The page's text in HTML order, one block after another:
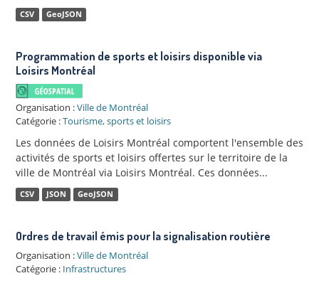
CSV GeoJSON
Programmation de sports et loisirs disponible via
Loisirs Montréal
Organisation :Ville de Montréal
Catégorie :Tourisme, sports et loisirs
Les données de Loisirs Montréal comportent l'ensemble des
activités de sports et loisirs offertes sur le territoire de la
ville de Montréal via Loisirs Montréal. Ces données...
CSV JSON GeoJSON
Ordres de travail émis pour la signalisation routière
Organisation :Ville de Montréal
Catégorie : Infrastructures